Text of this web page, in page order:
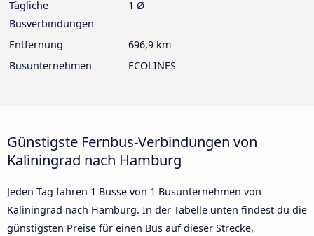
Tägliche
Busverbindungen
1 Ø
Entfernung
696,9 km
Busunternehmen
ECOLINES
Günstigste Fernbus-Verbindungen von
Kaliningrad nach Hamburg
Jeden Tag fahren 1 Busse von 1 Busunternehmen von
Kaliningrad nach Hamburg. In der Tabelle unten findest du die
günstigsten Preise für einen Bus auf dieser Strecke,